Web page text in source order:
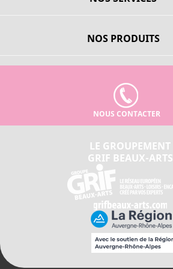
NOS PRODUITS
NOUS CONTACTER
LE GROUPEMENT
GRIF BEAUX-ARTS